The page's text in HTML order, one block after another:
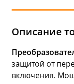
Описание
защитой от
включения.